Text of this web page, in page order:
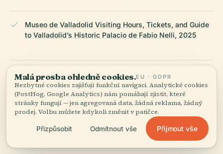
Museo de Valladolid Visiting Hours, Tickets, and Guide
to Valladolid’s Historic Palacio de Fabio Nelli, 2025
Museo de Valladolid Visiting Hours, Tickets, and
Complete Guide to Collections and Exhibitions, 2025
Museo de Valladolid: Visiting Hours, Tickets, and
Cultural Significance of Valladolid Historical Sites, 2025
Malá prosba ohledně cookies.EU · GDPR
Nezbytné cookies zajišťují funkční navigaci. Analytické cookies
(PostHog, Google Analytics) nám pomáhají zjistit, které
stránky fungují — jen agregovaná data, žádná reklama, žádný
prodej. Volbu můžete kdykoli změnit v patičce.
Přizpůsobit Odmítnout vše Přijmout vše